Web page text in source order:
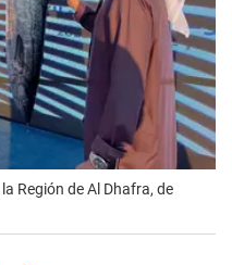
Región de Al Dhafra, de